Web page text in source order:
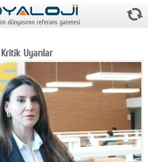
dünyasının referans gazetesi
Uyarılar